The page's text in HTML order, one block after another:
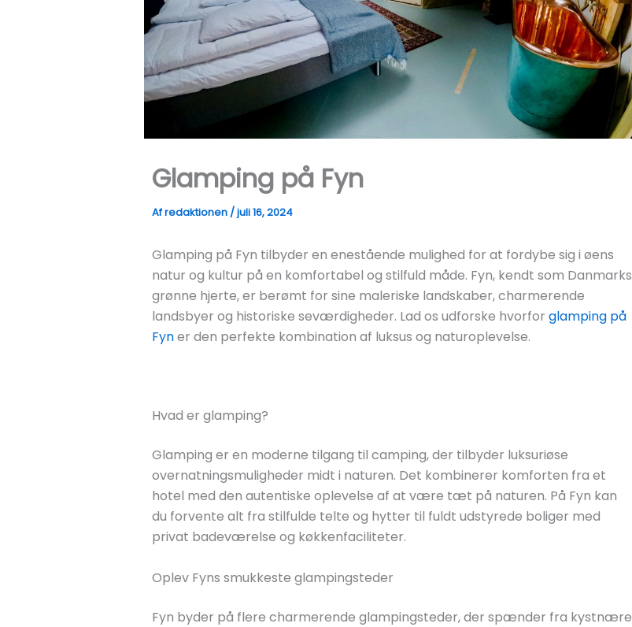
Glamping på Fyn
Afredaktionen /juli 16, 2024
Glamping på Fyn tilbyder en enestående mulighed for at fordybe sig i øens
natur og kultur på en komfortabel og stilfuld måde. Fyn, kendt som Danmarks
grønne hjerte, er berømt for sine maleriske landskaber, charmerende
landsbyer og historiske seværdigheder. Lad os udforske hvorfor glamping på
Fyner den perfekte kombination af luksus og naturoplevelse.
Hvad er glamping?
Glamping er en moderne tilgang til camping, der tilbyder luksuriøse
overnatningsmuligheder midt i naturen. Det kombinerer komforten fra et
hotel med den autentiske oplevelse af at være tæt på naturen. På Fyn kan
du forvente alt fra stilfulde telte og hytter til fuldt udstyrede boliger med
privat badeværelse og køkkenfaciliteter.
Oplev Fyns smukkeste glampingsteder
Fyn byder på flere charmerende glampingsteder, der spænder fra kystnære